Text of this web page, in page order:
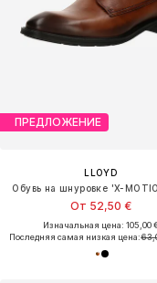
ПРЕДЛОЖЕНИЕ
LLOYD
Обувь на шнуровке 'X-
От 52,50 €
Изначальная цена: 105,00
Последняя самая низкая цена: